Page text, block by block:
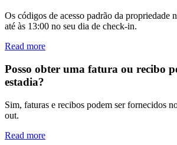
Os códigos de acesso padrão da propriedade
até às 13:00 no seu dia de check-in.
Read more
Posso obter uma fatura ou recibo
estadia?
Sim, faturas e recibos podem ser fornecidos
out.
Read more